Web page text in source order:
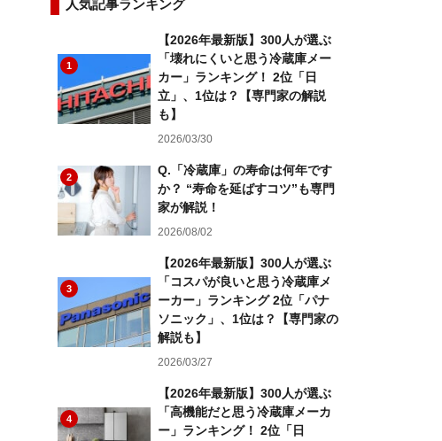
人気記事ランキング
1
【2026年最新版】300人が選ぶ
「壊れにくいと思う冷蔵庫メー
カー」ランキング！ 2位「日
立」、1位は？【専門家の解説
も】
2026/03/30
2
Q.「冷蔵庫」の寿命は何年です
か？ “寿命を延ばすコツ”も専門
家が解説！
2026/08/02
3
【2026年最新版】300人が選ぶ
「コスパが良いと思う冷蔵庫メ
ーカー」ランキング 2位「パナ
ソニック」、1位は？【専門家の
解説も】
2026/03/27
4
【2026年最新版】300人が選ぶ
「高機能だと思う冷蔵庫メーカ
ー」ランキング！ 2位「日